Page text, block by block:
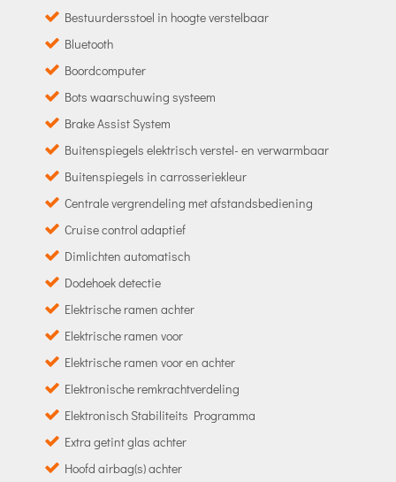
Bestuurdersstoel in hoogte verstelbaar
Bluetooth
Boordcomputer
Bots waarschuwing systeem
Brake Assist System
Buitenspiegels elektrisch verstel- en verwarmbaar
Buitenspiegels in carrosseriekleur
Centrale vergrendeling met afstandsbediening
Cruise control adaptief
Dimlichten automatisch
Dodehoek detectie
Elektrische ramen achter
Elektrische ramen voor
Elektrische ramen voor en achter
Elektronische remkrachtverdeling
Elektronisch Stabiliteits Programma
Extra getint glas achter
Hoofd airbag(s) achter